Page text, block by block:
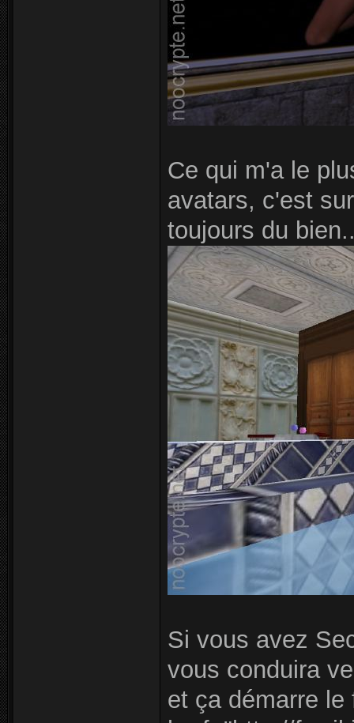
Ce qui m'a le
avatars, c'est
toujours du
Si vous avez
vous conduira
et ça démarre le